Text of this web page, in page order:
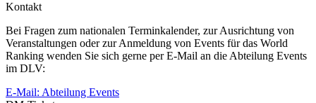
Kontakt
Bei Fragen zum nationalen Terminkalender, zur Ausrichtung von
Veranstaltungen oder zur Anmeldung von Events für das World
Ranking wenden Sie sich gerne per E-Mail an die Abteilung Events
im DLV:
E-Mail: Abteilung Events